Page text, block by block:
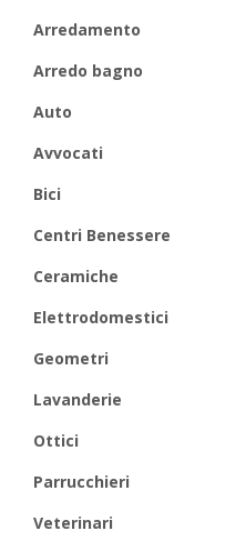
Arredamento
Arredo bagno
Auto
Avvocati
Bici
Centri Benessere
Ceramiche
Elettrodomestici
Geometri
Lavanderie
Ottici
Parrucchieri
Veterinari